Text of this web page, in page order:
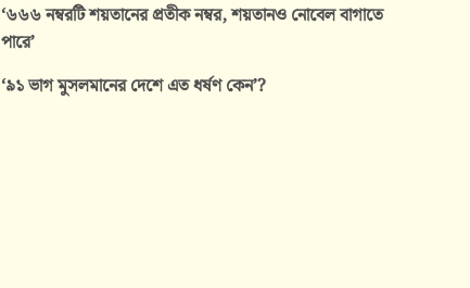
‘৬৬৬ নম্বরটি শয়তানের প্রতীক নম্বর, শয়তানও নোবেল বাগাতে
পারে’
‘৯১ ভাগ মুসলমানের দেশে এত ধর্ষণ কেন’?